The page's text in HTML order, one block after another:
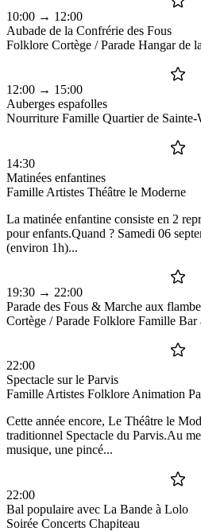
10:00 → 12:00
Aubade de la Confrérie des Fous
Folklore Cortège / Parade Hangar de
12:00 → 15:00
Auberges espafolles
Nourriture Famille Quartier de Sainte-
14:30
Matinées enfantines
Famille Artistes Théâtre le Moderne
La matinée enfantine consiste en 2
pour enfants.Quand ? Samedi 06
(environ 1h)...
19:30 → 22:00
Parade des Fous & Marche aux
Cortège / Parade Folklore Famille Bar
22:00
Spectacle sur le Parvis
Famille Artistes Folklore Animation
Cette année encore, Le Théâtre le
traditionnel Spectacle du Parvis.Au
musique, une pincé...
22:00
Bal populaire avec La Bande à Lolo
Soirée Concerts Chapiteau